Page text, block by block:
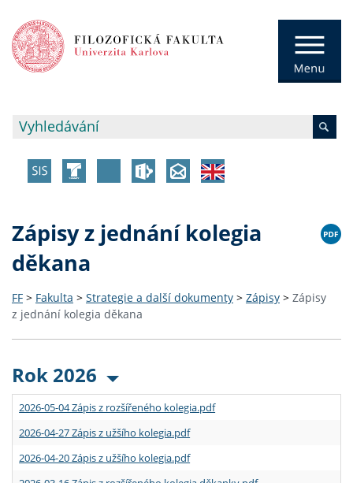
Zápisy z jednání kolegia
děkana
FF > Fakulta > Strategie a další dokumenty > Zápisy > Zápisy
z jednání kolegia děkana
Rok 2026
2026-05-04 Zápis z rozšířeného kolegia.pdf
2026-04-27 Zápis z užšího kolegia.pdf
2026-04-20 Zápis z užšího kolegia.pdf